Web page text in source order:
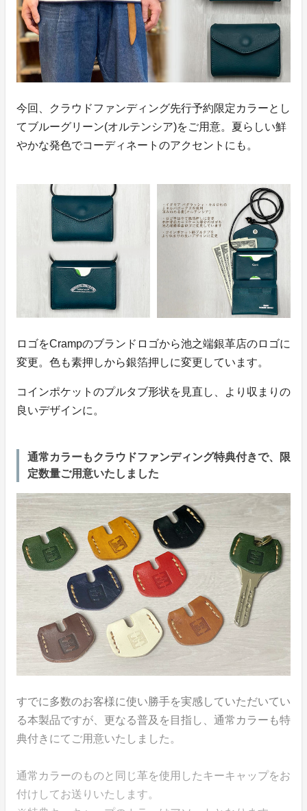
今回、クラウドファンディング先行予約限定カラーとし
てブルーグリーン(オルテンシア)をご用意。夏らしい鮮
やかな発色でコーディネートのアクセントにも。
ロゴをCrampのブランドロゴから池之端銀革店のロゴに
変更。色も素押しから銀箔押しに変更しています。
コインポケットのプルタブ形状を見直し、より収まりの
良いデザインに。
通常カラーもクラウドファンディング特典付きで、限
定数量ご用意いたしました
すでに多数のお客様に使い勝手を実感していただいてい
る本製品ですが、更なる普及を目指し、通常カラーも特
典付きにてご用意いたしました。
通常カラーのものと同じ革を使用したキーキャップをお
付けしてお送りいたします。